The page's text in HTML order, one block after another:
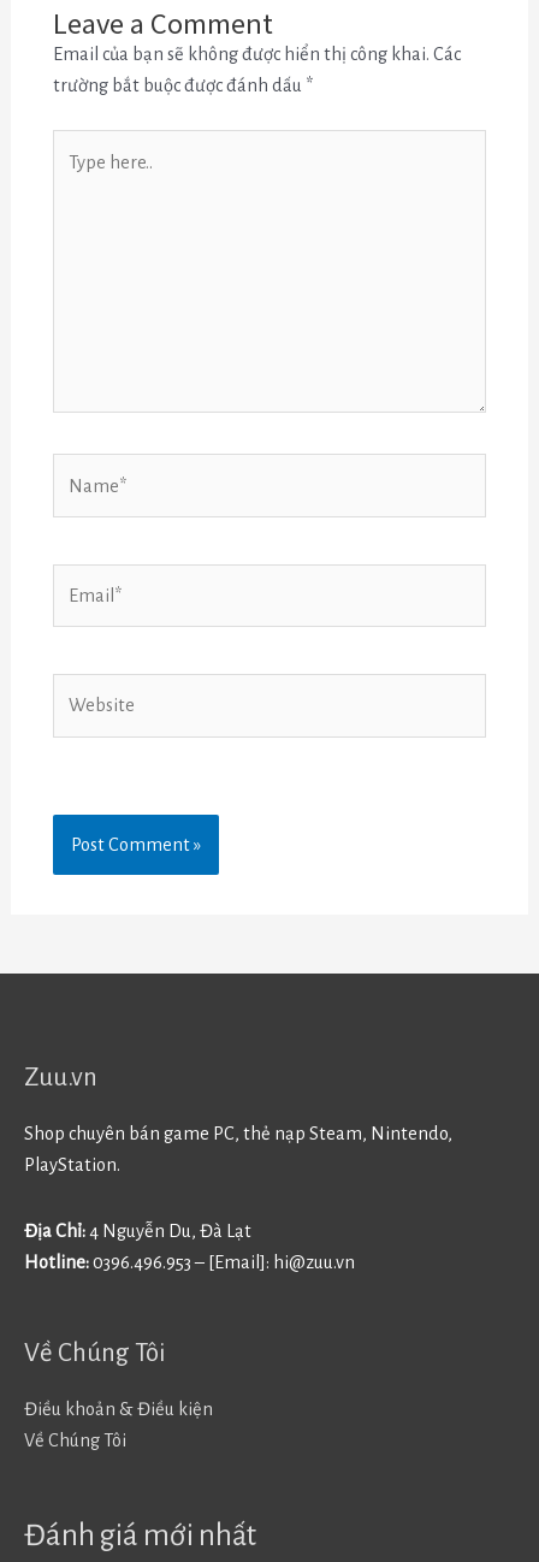
Leave a Comment
Email của bạn sẽ không được hiển thị công khai. Các
trường bắt buộc được đánh dấu *
here..
Zuu.vn
Shop chuyên bán game PC, thẻ nạp Steam, Nintendo,
PlayStation.
Địa Chỉ:4 Nguyễn Du, Đà Lạt
Hotline:0396.496.953 – [Email]: hi@zuu.vn
Về Chúng Tôi
Điều khoản & Điều kiện
Về Chúng Tôi
Đánh giá mới nhất